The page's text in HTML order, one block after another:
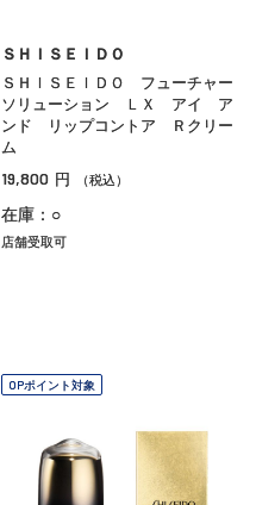
ＳＨＩＳＥＩＤＯ
ＳＨＩＳＥＩＤＯ フューチャー
ソリューション ＬＸ アイ ア
ンド リップコントア Ｒクリー
ム
19,800 円 （税込）
在庫：○
店舗受取可
OPポイント対象